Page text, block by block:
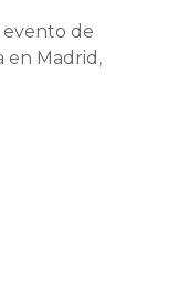
evento de
en Madrid,